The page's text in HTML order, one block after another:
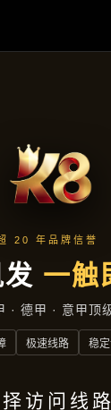
品中心
首页 产品中心